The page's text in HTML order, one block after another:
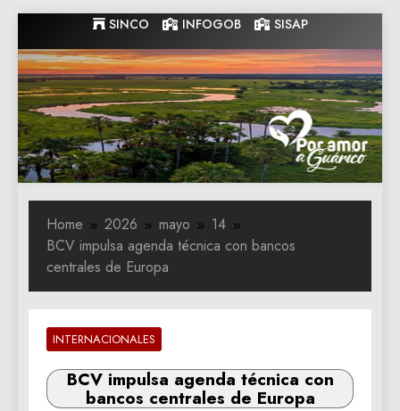
to
content
SINCO INFOGOB SISAP
Gobernacion
de Guarico
Gobernacion de Guarico
Home 2026 mayo
14
BCV impulsa agenda técnica con bancos
centrales de Europa
INTERNACIONALES
BCV impulsa agenda técnica con
bancos centrales de Europa